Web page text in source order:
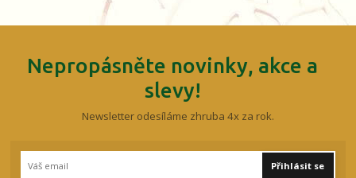
Nepropásněte novinky, akce a
slevy!
Newsletter odesíláme zhruba 4x za rok.
Přihlásit se